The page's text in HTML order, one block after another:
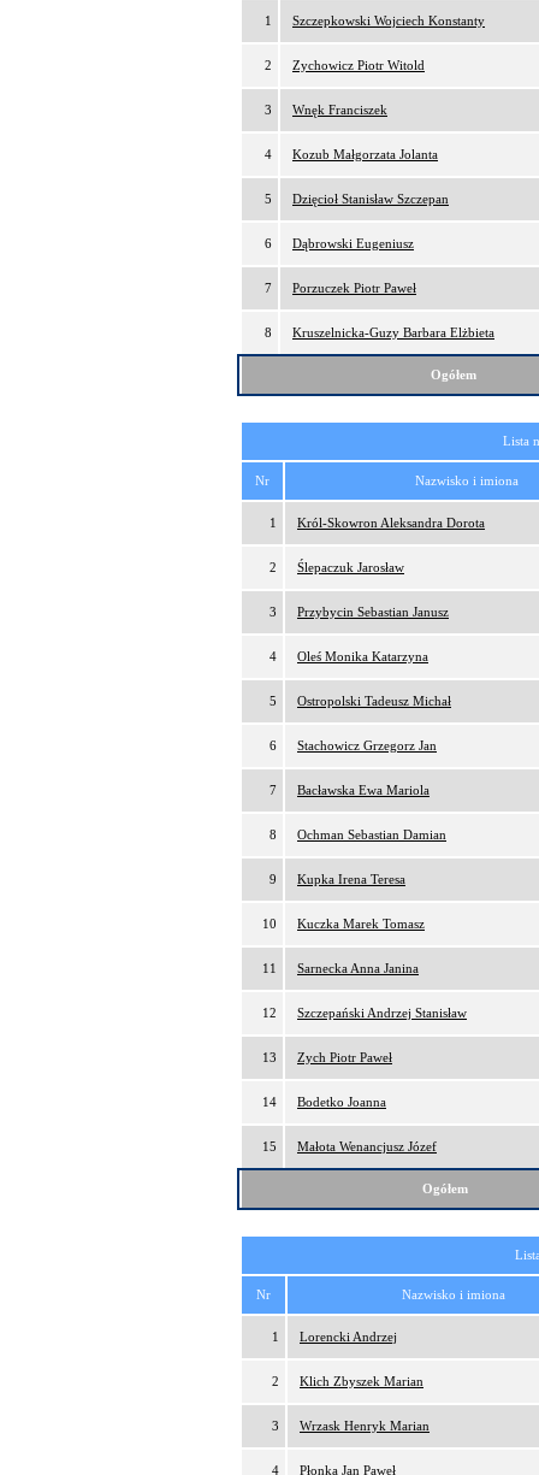
1 Szczepkowski Wojciech Konstanty
2 Zychowicz Piotr Witold
3 Wnęk Franciszek
4 Kozub Małgorzata Jolanta
5 Dzięcioł Stanisław Szczepan
6 Dąbrowski Eugeniusz
7 Porzuczek Piotr Paweł
8 Kruszelnicka-Guzy Barbara Elżbieta
Ogółem
Lista
Nr Nazwisko i imiona
1 Król-Skowron Aleksandra Dorota
2 Ślepaczuk Jarosław
3 Przybycin Sebastian Janusz
4 Oleś Monika Katarzyna
5 Ostropolski Tadeusz Michał
6 Stachowicz Grzegorz Jan
7 Bacławska Ewa Mariola
8 Ochman Sebastian Damian
9 Kupka Irena Teresa
10 Kuczka Marek Tomasz
11 Sarnecka Anna Janina
12 Szczepański Andrzej Stanisław
13 Zych Piotr Paweł
14 Bodetko Joanna
15 Małota Wenancjusz Józef
Ogółem
Nr Nazwisko i imiona
1 Lorencki Andrzej
2 Klich Zbyszek Marian
3 Wrzask Henryk Marian
4 Płonka Jan Paweł